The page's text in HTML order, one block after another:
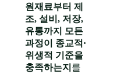
수가 법적 의무
이거나, 해외 수
출의 필수 조건
으로 작용합니
다.
원재료부터 제
조, 설비, 저장,
유통까지 모든
과정이 종교적·
위생적 기준을
충족하는지 를